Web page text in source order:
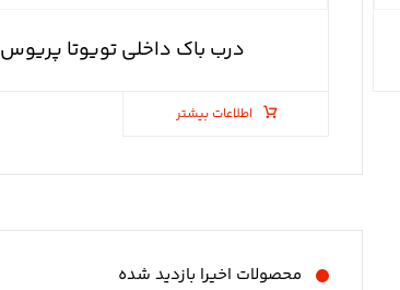
درب باک داخلی تویوتا پریوس
اطلاعات بیشتر
محصولات اخیرا بازدید شده